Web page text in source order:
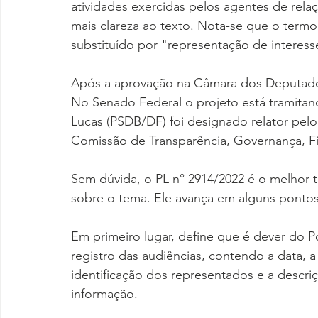
atividades exercidas pelos agentes de
mais clareza ao texto. Nota-se que o
substituído por "representação de
Após a aprovação na Câmara dos
No Senado Federal o projeto está
Lucas (PSDB/DF) foi designado relator
Comissão de Transparência, Governança,
Sem dúvida, o PL n° 2914/2022 é o
sobre o tema. Ele avança em alguns
Em primeiro lugar, define que é dever do
registro das audiências, contendo a data,
identificação dos representados e a
informação.